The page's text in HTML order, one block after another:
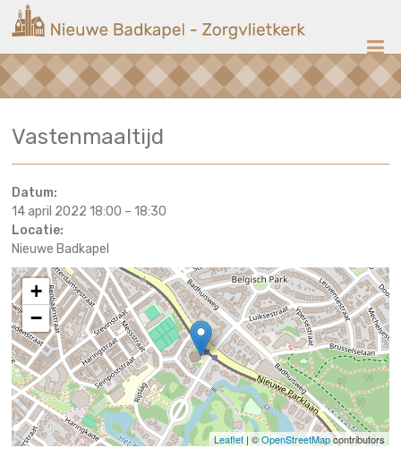
naar
inhoud
Nieuwe
Badkapel
op
Vastenmaaltijd
Datum:
14 april 2022 18:00 –18:30
Locatie:
Nieuwe Badkapel
+
−
Leaflet| ©OpenStreetMapcontributors